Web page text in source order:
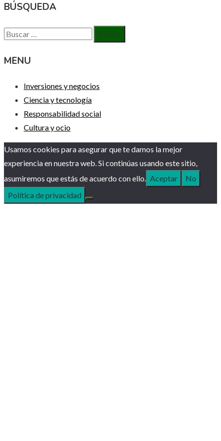
BÚSQUEDA
Buscar:
MENU
Inversiones y negocios
Ciencia y tecnología
Responsabilidad social
Cultura y ocio
Usamos cookies para asegurar que te damos la mejor
experiencia en nuestra web. Si continúas usando este sitio,
asumiremos que estás de acuerdo con ello. Aceptar
No
Política de privacidad